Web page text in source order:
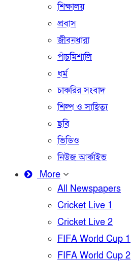
শিক্ষালয়
প্রবাস
জীবনধারা
পাঁচমিশালি
ধর্ম
চাকরির সংবাদ
শিল্প ও সাহিত্য
ছবি
ভিডিও
নিউজ আর্কাইভ
More
All Newspapers
Cricket Live 1
Cricket Live 2
FIFA World Cup 1
FIFA World Cup 2